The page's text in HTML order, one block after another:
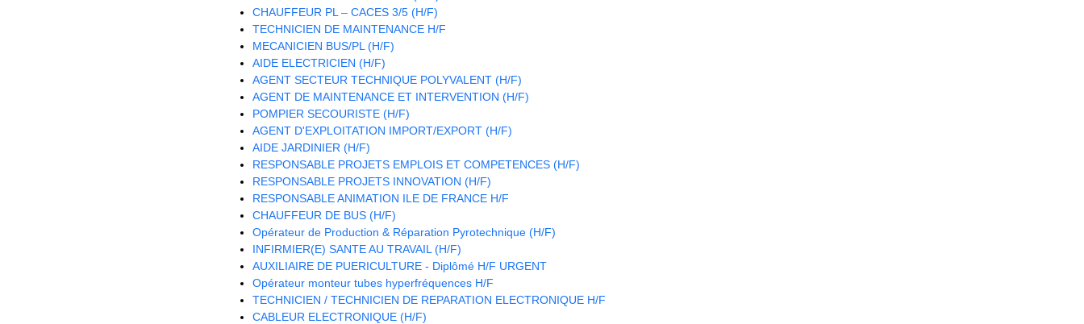
CHAUFFEUR PL – CACES 3/5 (H/F)
TECHNICIEN DE MAINTENANCE H/F
MECANICIEN BUS/PL (H/F)
AIDE ELECTRICIEN (H/F)
AGENT SECTEUR TECHNIQUE POLYVALENT (H/F)
AGENT DE MAINTENANCE ET INTERVENTION (H/F)
POMPIER SECOURISTE (H/F)
AGENT D'EXPLOITATION IMPORT/EXPORT (H/F)
AIDE JARDINIER (H/F)
RESPONSABLE PROJETS EMPLOIS ET COMPETENCES (H/F)
RESPONSABLE PROJETS INNOVATION (H/F)
RESPONSABLE ANIMATION ILE DE FRANCE H/F
CHAUFFEUR DE BUS (H/F)
Opérateur de Production & Réparation Pyrotechnique (H/F)
INFIRMIER(E) SANTE AU TRAVAIL (H/F)
AUXILIAIRE DE PUERICULTURE - Diplômé H/F URGENT
Opérateur monteur tubes hyperfréquences H/F
TECHNICIEN / TECHNICIEN DE REPARATION ELECTRONIQUE H/F
CABLEUR ELECTRONIQUE (H/F)